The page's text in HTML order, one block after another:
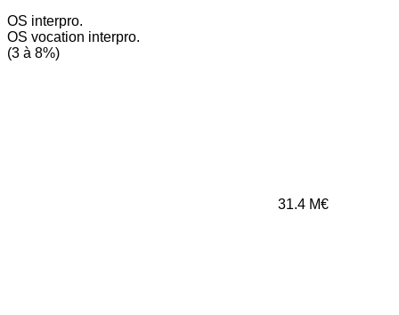
OS interpro.
OS vocation interpro.
(3 à 8%)
31.4 M€